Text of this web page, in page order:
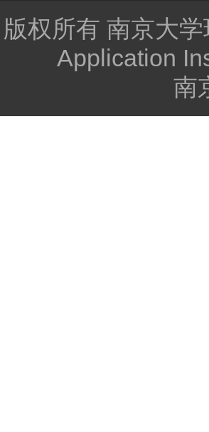
版权所有 南京大
Application
南